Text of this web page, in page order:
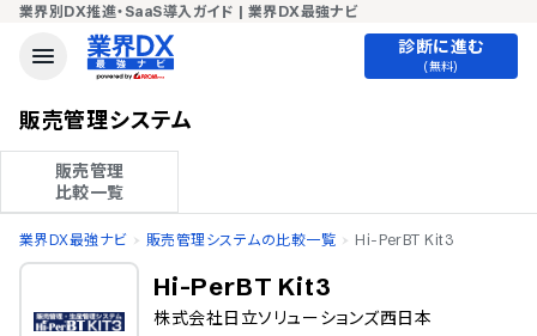
業界別DX推進・SaaS導入ガイド | 業界DX最強ナビ
診断に進む
(無料)
販売管理システム
販売管理
比較一覧
業界DX最強ナビ 販売管理システムの比較一覧 Hi-PerBT Kit3
Hi-PerBT Kit3
株式会社日立ソリューションズ西日本